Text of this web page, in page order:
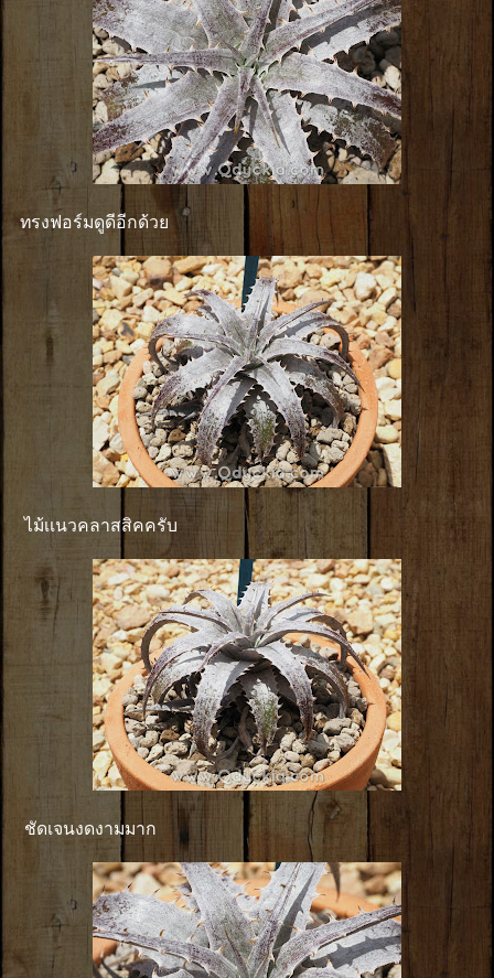
ทรงฟอร์มดูดีอีกด้วย
ไม้เเนวคลาสสิคครับ
ชัดเจนงดงามมาก